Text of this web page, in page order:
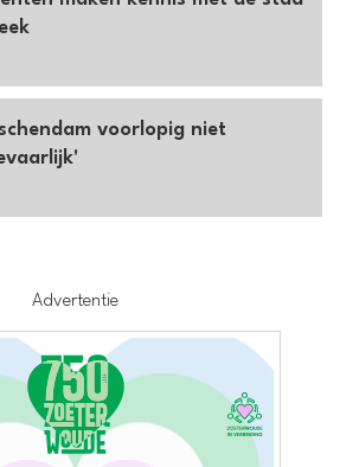
voorlopig niet
Advertentie